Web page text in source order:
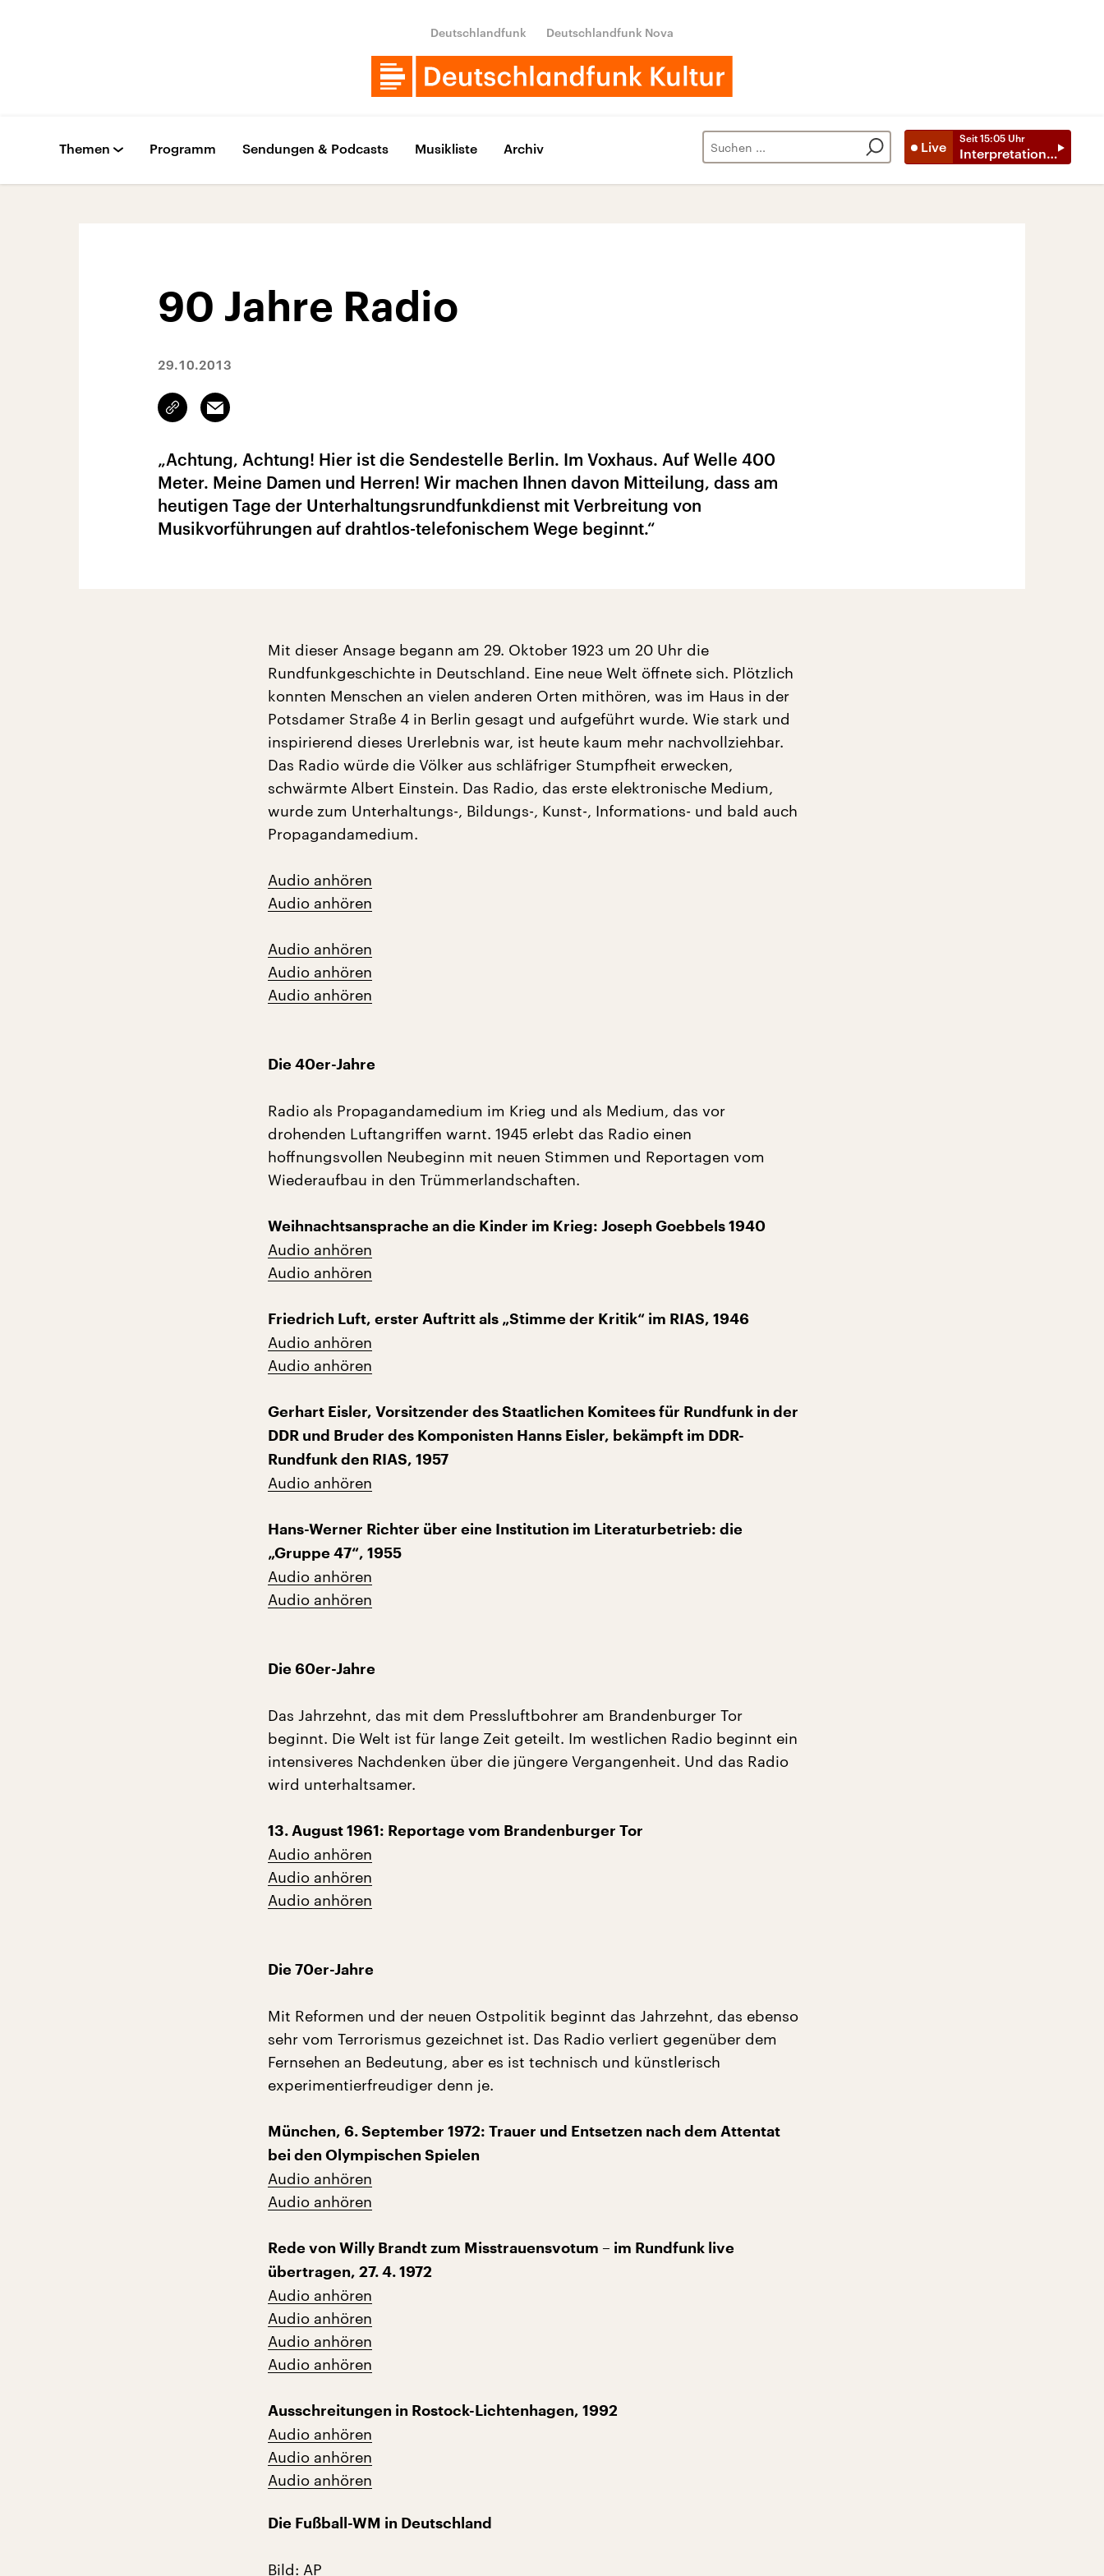
Deutschlandfunk Deutschlandfunk Nova
Live
Seit 15:05 Uhr
Interpretationen
Themen Programm Sendungen & Podcasts Musikliste Archiv
90 Jahre Radio
29.10.2013
Link
kopieren/teilen
Email
„Achtung, Achtung! Hier ist die Sendestelle Berlin. Im Voxhaus. Auf Welle 400
Meter. Meine Damen und Herren! Wir machen Ihnen davon Mitteilung, dass am
heutigen Tage der Unterhaltungsrundfunkdienst mit Verbreitung von
Musikvorführungen auf drahtlos-telefonischem Wege beginnt.“
Mit dieser Ansage begann am 29. Oktober 1923 um 20 Uhr die
Rundfunkgeschichte in Deutschland. Eine neue Welt öffnete sich. Plötzlich
konnten Menschen an vielen anderen Orten mithören, was im Haus in der
Potsdamer Straße 4 in Berlin gesagt und aufgeführt wurde. Wie stark und
inspirierend dieses Urerlebnis war, ist heute kaum mehr nachvollziehbar.
Das Radio würde die Völker aus schläfriger Stumpfheit erwecken,
schwärmte Albert Einstein. Das Radio, das erste elektronische Medium,
wurde zum Unterhaltungs-, Bildungs-, Kunst-, Informations- und bald auch
Propagandamedium.
Audio anhören
Audio anhören
Audio anhören
Audio anhören
Audio anhören
Die 40er-Jahre
Radio als Propagandamedium im Krieg und als Medium, das vor
drohenden Luftangriffen warnt. 1945 erlebt das Radio einen
hoffnungsvollen Neubeginn mit neuen Stimmen und Reportagen vom
Wiederaufbau in den Trümmerlandschaften.
Weihnachtsansprache an die Kinder im Krieg: Joseph Goebbels 1940
Audio anhören
Audio anhören
Friedrich Luft, erster Auftritt als „Stimme der Kritik“ im RIAS, 1946
Audio anhören
Audio anhören
Gerhart Eisler, Vorsitzender des Staatlichen Komitees für Rundfunk in der
DDR und Bruder des Komponisten Hanns Eisler, bekämpft im DDR-
Rundfunk den RIAS, 1957
Audio anhören
Hans-Werner Richter über eine Institution im Literaturbetrieb: die
„Gruppe 47“, 1955
Audio anhören
Audio anhören
Die 60er-Jahre
Das Jahrzehnt, das mit dem Pressluftbohrer am Brandenburger Tor
beginnt. Die Welt ist für lange Zeit geteilt. Im westlichen Radio beginnt ein
intensiveres Nachdenken über die jüngere Vergangenheit. Und das Radio
wird unterhaltsamer.
13. August 1961: Reportage vom Brandenburger Tor
Audio anhören
Audio anhören
Audio anhören
Die 70er-Jahre
Mit Reformen und der neuen Ostpolitik beginnt das Jahrzehnt, das ebenso
sehr vom Terrorismus gezeichnet ist. Das Radio verliert gegenüber dem
Fernsehen an Bedeutung, aber es ist technisch und künstlerisch
experimentierfreudiger denn je.
München, 6. September 1972: Trauer und Entsetzen nach dem Attentat
bei den Olympischen Spielen
Audio anhören
Audio anhören
Rede von Willy Brandt zum Misstrauensvotum – im Rundfunk live
übertragen, 27. 4. 1972
Audio anhören
Audio anhören
Audio anhören
Audio anhören
Ausschreitungen in Rostock-Lichtenhagen, 1992
Audio anhören
Audio anhören
Audio anhören
Die Fußball-WM in Deutschland
Bild: AP